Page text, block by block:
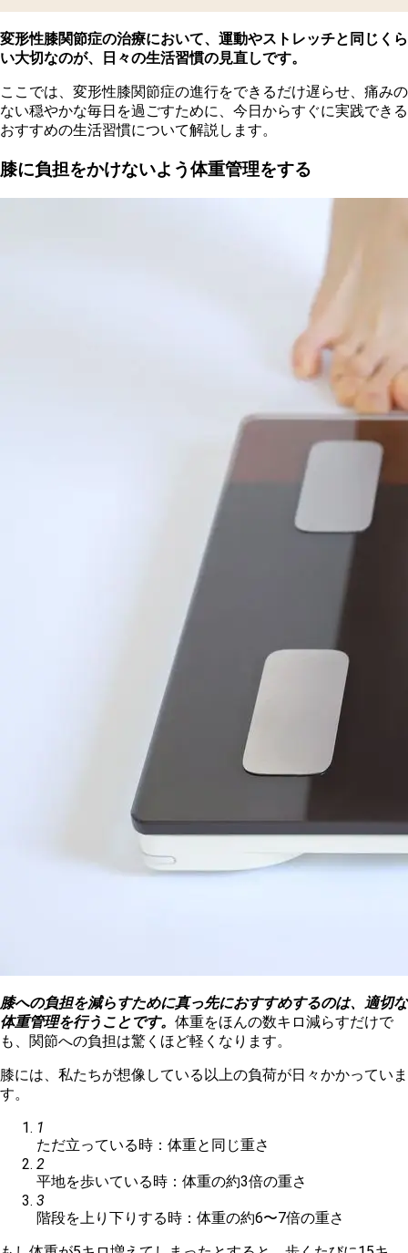
変形性膝関節症の治療において、運動やストレッチと同じくら
い大切なのが、日々の生活習慣の見直しです。
ここでは、変形性膝関節症の進行をできるだけ遅らせ、痛みの
ない穏やかな毎日を過ごすために、今日からすぐに実践できる
おすすめの生活習慣について解説します。
膝に負担をかけないよう体重管理をする
膝への負担を減らすために真っ先におすすめするのは、適切な
体重管理を行うことです。 体重をほんの数キロ減らすだけで
も、関節への負担は驚くほど軽くなります。
膝には、私たちが想像している以上の負荷が日々かかっていま
す。
1
ただ立っている時：体重と同じ重さ
2
平地を歩いている時：体重の約3倍の重さ
3
階段を上り下りする時：体重の約6〜7倍の重さ